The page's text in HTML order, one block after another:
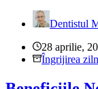
Dentistul
28 aprilie,
Îngrijirea